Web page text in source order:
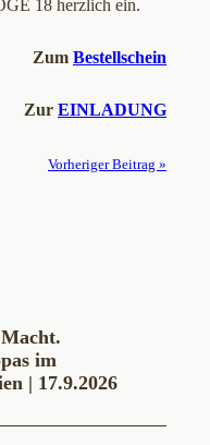
18 herzlich ein.
Zum Bestellschein
Zur EINLADUNG
Vorheriger Beitrag »
im
| 17.9.2026